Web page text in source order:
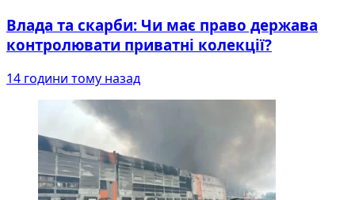
Влада та скарби: Чи має право держава
контролювати приватні колекції?
14 години тому назад